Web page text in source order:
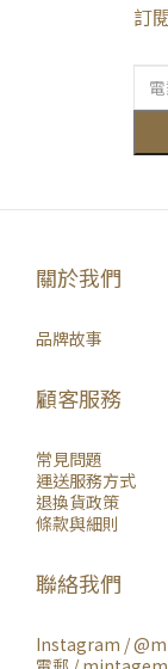
訂
關於我們
品牌故事
顧客服務
常見問題
運送服務方式
退換貨政策
條款與細則
聯絡我們
Instagram /